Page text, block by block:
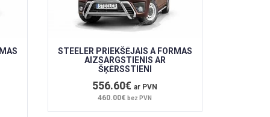
STEELER PRIEKŠĒJAIS A FORMAS
AIZSARGSTIENIS AR
ŠĶĒRSSTIENI
556.60€ar PVN
460.00€bez PVN